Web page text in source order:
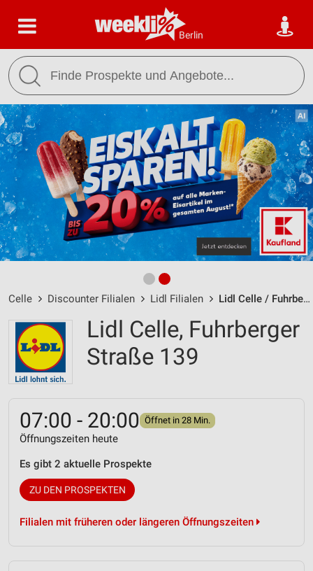
Berlin
Celle Discounter Filialen Lidl Filialen Lidl Celle / Fuhrberger Straße 139 - Öffnungszeiten & Adresse
Lidl Celle, Fuhrberger
Straße 139
07:00 - 20:00 Öffnet in 28 Min.
Öffnungszeiten heute
Es gibt 2 aktuelle Prospekte
ZU DEN PROSPEKTEN
Filialen mit früheren oder längeren Öffnungszeiten